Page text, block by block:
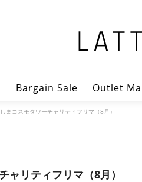
Bargain Sale Outlet
まコスモタワーチャリティフリマ（8月）
ャリティフリマ（8月）